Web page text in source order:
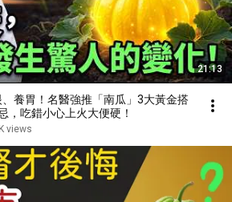
21:13
養胃！名醫強推「南瓜」3大黃金搭
，吃錯小心上火大便硬！
views